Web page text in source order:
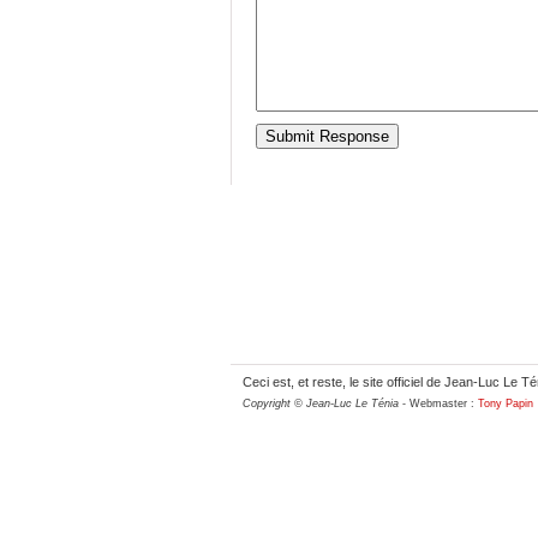
Ceci est, et reste, le site officiel de Jean-Luc Le
Copyright © Jean-Luc Le Ténia - Webmaster : Tony Papin